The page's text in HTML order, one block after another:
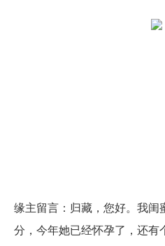
缘主留言：归藏，您好。我闺
分，今年她已经怀孕了，还有